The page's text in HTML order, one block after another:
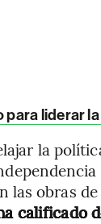
liderar
la
las obras
calificado